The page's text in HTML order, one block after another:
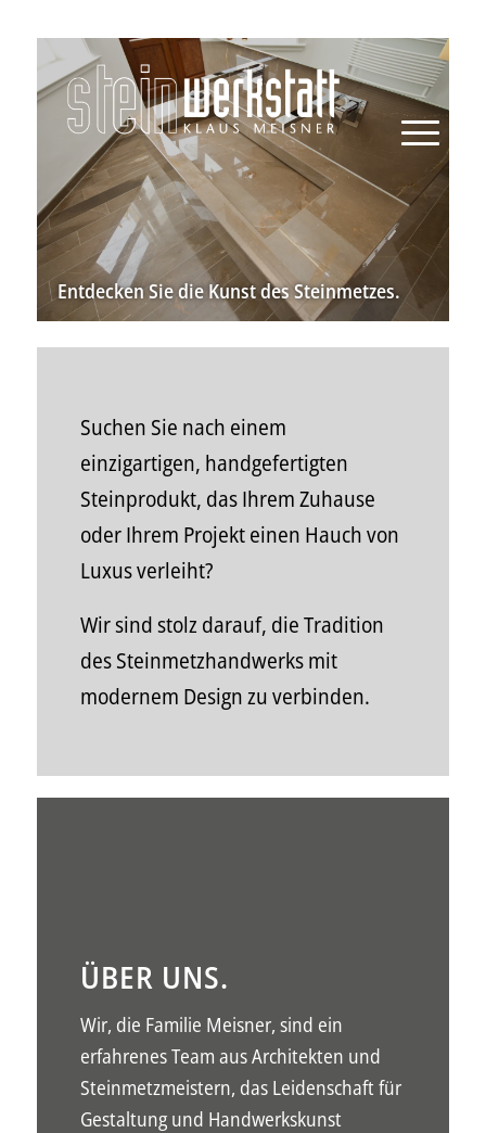
Entdecken Sie die Kunst des Steinmetzes.
Suchen Sie nach einem
einzigartigen, handgefertigten
Steinprodukt, das Ihrem Zuhause
oder Ihrem Projekt einen Hauch von
Luxus verleiht?
Wir sind stolz darauf, die Tradition
des Steinmetz­handwerks mit
modernem Design zu verbinden.
ÜBER UNS.
Wir, die Familie Meisner, sind ein
erfahrenes Team aus Architekten und
Steinmetzmeistern, das Leidenschaft für
Gestaltung und Handwerkskunst